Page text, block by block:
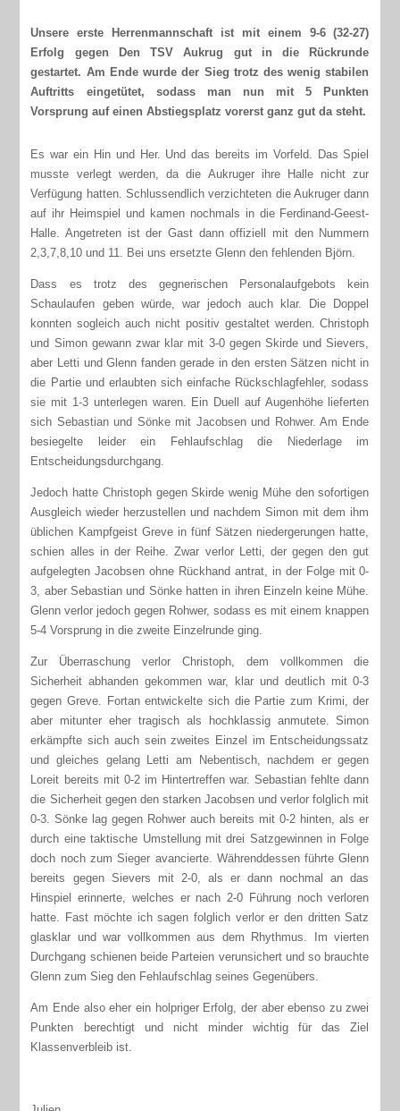
Unsere erste Herrenmannschaft ist mit einem 9-6 (32-27)
Erfolg gegen Den TSV Aukrug gut in die Rückrunde
gestartet. Am Ende wurde der Sieg trotz des wenig stabilen
Auftritts eingetütet, sodass man nun mit 5 Punkten
Vorsprung auf einen Abstiegsplatz vorerst ganz gut da steht.
Es war ein Hin und Her. Und das bereits im Vorfeld. Das Spiel
musste verlegt werden, da die Aukruger ihre Halle nicht zur
Verfügung hatten. Schlussendlich verzichteten die Aukruger dann
auf ihr Heimspiel und kamen nochmals in die Ferdinand-Geest-
Halle. Angetreten ist der Gast dann offiziell mit den Nummern
2,3,7,8,10 und 11. Bei uns ersetzte Glenn den fehlenden Björn.
Dass es trotz des gegnerischen Personalaufgebots kein
Schaulaufen geben würde, war jedoch auch klar. Die Doppel
konnten sogleich auch nicht positiv gestaltet werden. Christoph
und Simon gewann zwar klar mit 3-0 gegen Skirde und Sievers,
aber Letti und Glenn fanden gerade in den ersten Sätzen nicht in
die Partie und erlaubten sich einfache Rückschlagfehler, sodass
sie mit 1-3 unterlegen waren. Ein Duell auf Augenhöhe lieferten
sich Sebastian und Sönke mit Jacobsen und Rohwer. Am Ende
besiegelte leider ein Fehlaufschlag die Niederlage im
Entscheidungsdurchgang.
Jedoch hatte Christoph gegen Skirde wenig Mühe den sofortigen
Ausgleich wieder herzustellen und nachdem Simon mit dem ihm
üblichen Kampfgeist Greve in fünf Sätzen niedergerungen hatte,
schien alles in der Reihe. Zwar verlor Letti, der gegen den gut
aufgelegten Jacobsen ohne Rückhand antrat, in der Folge mit 0-
3, aber Sebastian und Sönke hatten in ihren Einzeln keine Mühe.
Glenn verlor jedoch gegen Rohwer, sodass es mit einem knappen
5-4 Vorsprung in die zweite Einzelrunde ging.
Zur Überraschung verlor Christoph, dem vollkommen die
Sicherheit abhanden gekommen war, klar und deutlich mit 0-3
gegen Greve. Fortan entwickelte sich die Partie zum Krimi, der
aber mitunter eher tragisch als hochklassig anmutete. Simon
erkämpfte sich auch sein zweites Einzel im Entscheidungssatz
und gleiches gelang Letti am Nebentisch, nachdem er gegen
Loreit bereits mit 0-2 im Hintertreffen war. Sebastian fehlte dann
die Sicherheit gegen den starken Jacobsen und verlor folglich mit
0-3. Sönke lag gegen Rohwer auch bereits mit 0-2 hinten, als er
durch eine taktische Umstellung mit drei Satzgewinnen in Folge
doch noch zum Sieger avancierte. Währenddessen führte Glenn
bereits gegen Sievers mit 2-0, als er dann nochmal an das
Hinspiel erinnerte, welches er nach 2-0 Führung noch verloren
hatte. Fast möchte ich sagen folglich verlor er den dritten Satz
glasklar und war vollkommen aus dem Rhythmus. Im vierten
Durchgang schienen beide Parteien verunsichert und so brauchte
Glenn zum Sieg den Fehlaufschlag seines Gegenübers.
Am Ende also eher ein holpriger Erfolg, der aber ebenso zu zwei
Punkten berechtigt und nicht minder wichtig für das Ziel
Klassenverbleib ist.